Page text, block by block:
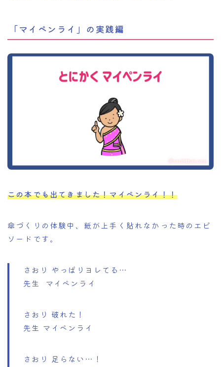
「マイペンライ」の実践編
この本でも出てきました！マイペンライ！！
傘づくりの体験中、紙が上手く貼れなかった時のエピ
ソードです。
さおり やっぱりヨレてる…
先生 マイペンライ
さおり 破れた！
先生 マイペンライ
さおり 足らない…！